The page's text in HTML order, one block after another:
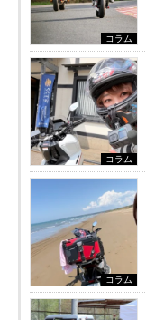
コラム
コラム
コラム